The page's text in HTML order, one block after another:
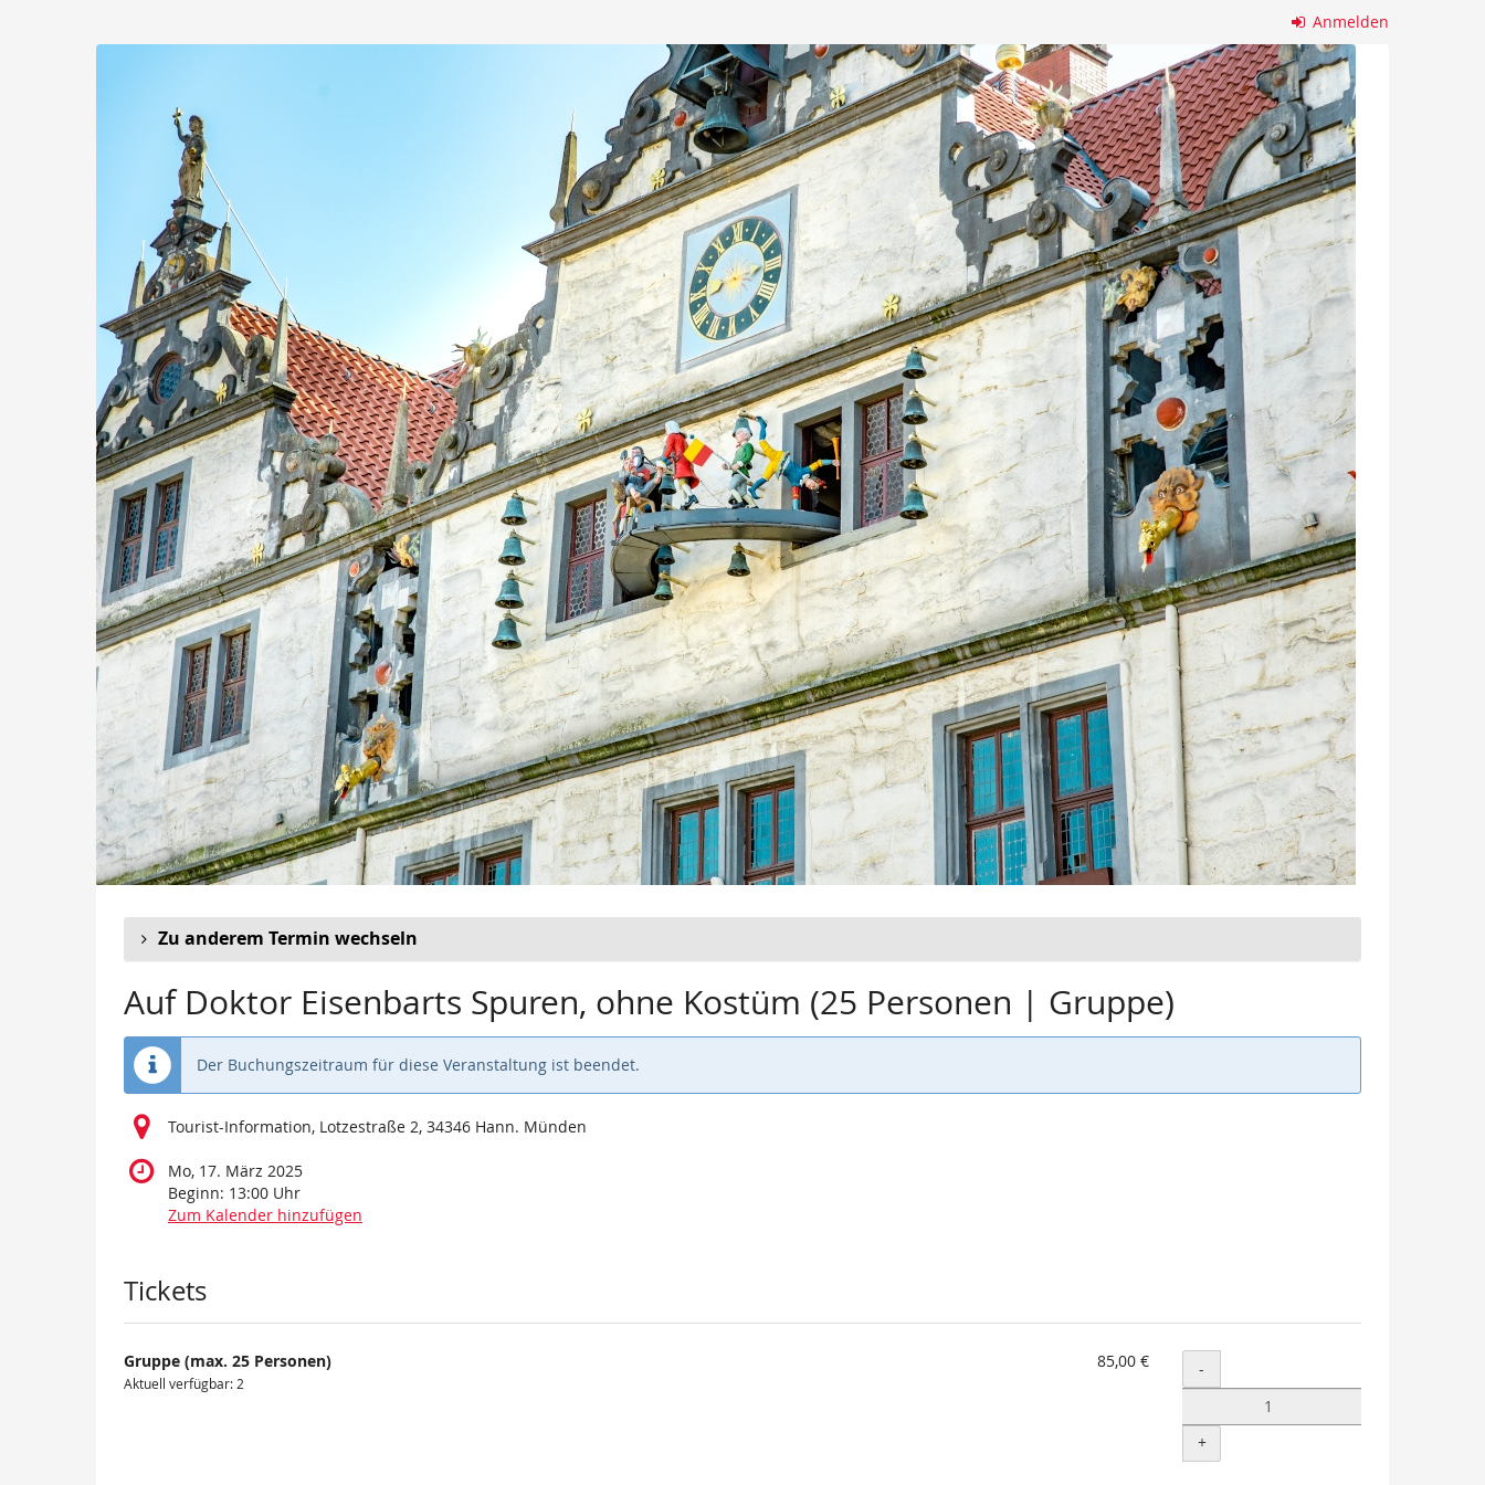
Anmelden
Zu anderem Termin wechseln
Auf Doktor Eisenbarts Spuren, ohne Kostüm (25 Personen | Gruppe)
Der Buchungszeitraum für diese Veranstaltung ist beendet.
Tourist-Information, Lotzestraße 2, 34346 Hann. Münden
Mo, 17. März 2025
Beginn: 13:00 Uhr
Zum Kalender hinzufügen
Produkte
Tickets
Gruppe (max. 25 Personen)
Aktuell verfügbar: 2
85,00 € Menge
-
+